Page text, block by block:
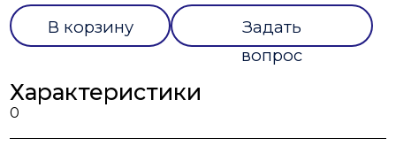
В корзину
Задать
вопрос
Характеристики
0